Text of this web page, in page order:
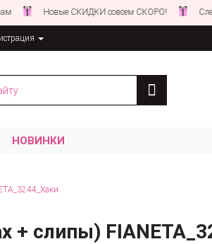
Новые СКИДКИ совсем СКОРО! Следите
НОВИНКИ
+ слипы)